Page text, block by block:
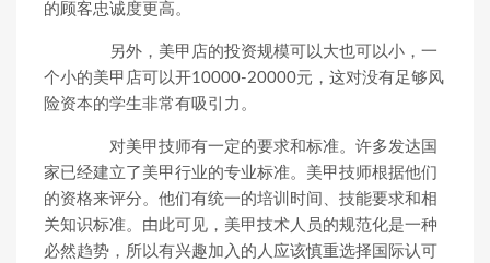
的顾客忠诚度更高。
另外，美甲店的投资规模可以大也可以小，一
个小的美甲店可以开10000-20000元，这对没有足够风
险资本的学生非常有吸引力。
对美甲技师有一定的要求和标准。许多发达国
家已经建立了美甲行业的专业标准。美甲技师根据他们
的资格来评分。他们有统一的培训时间、技能要求和相
关知识标准。由此可见，美甲技术人员的规范化是一种
必然趋势，所以有兴趣加入的人应该慎重选择国际认可